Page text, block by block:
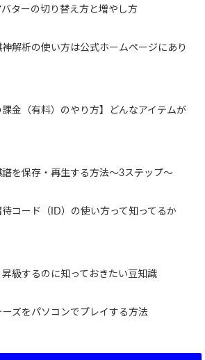
ターの切り替え方と増やし方
解析の使い方は公式ホームページにあり
課金（有料）のやり方】どんなアイテムが
を保存・再生する方法～3ステップ～
コード（ID）の使い方って知ってるか
昇級するのに知っておきたい豆知識
ーズをパソコンでプレイする方法